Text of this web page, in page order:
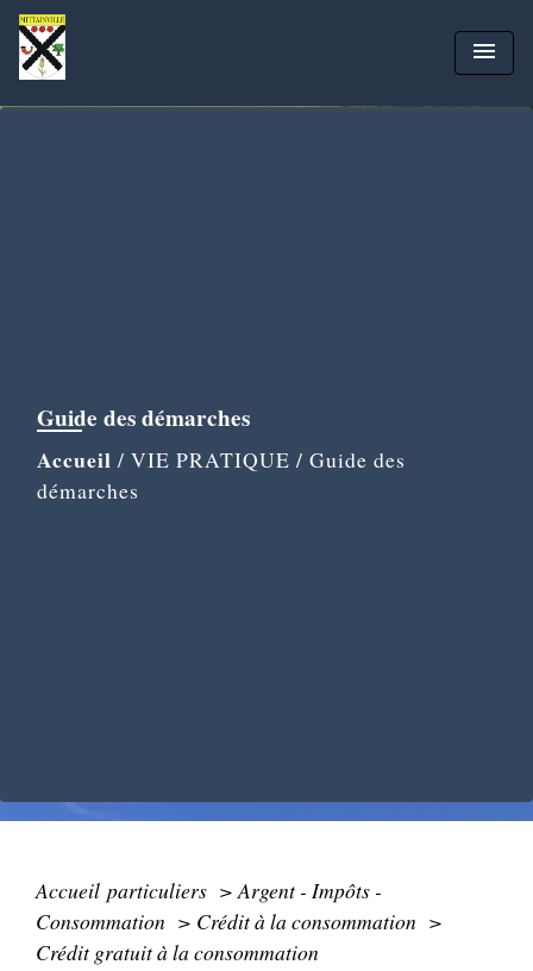
menu
Guide des démarches
Accueil / VIE PRATIQUE / Guide des
démarches
Accueil particuliers > Argent - Impôts -
Consommation > Crédit à la consommation >
Crédit gratuit à la consommation